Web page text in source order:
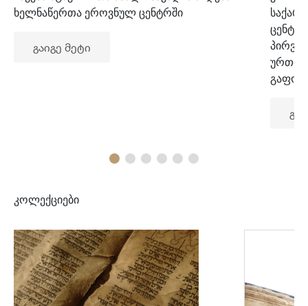
ხელნაწერთა ეროვნულ ცენტრში
გაიგე მეტი
კოლექციები